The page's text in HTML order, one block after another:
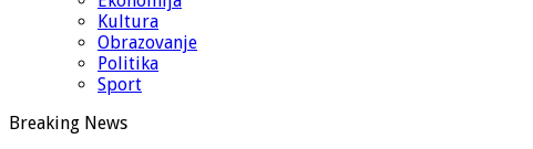
Kultura
Obrazovanje
Politika
Sport
Breaking News